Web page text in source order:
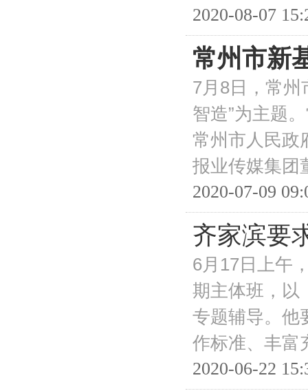
2020-08-07
常州市新
7月8日，常州
智造”为主题
常州市人民政
报业传媒集
2020-07-09
齐家滨要
6月17日上午
期主体班，以
专题辅导。他
作标准、丰
2020-06-22